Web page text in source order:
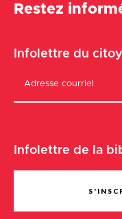
Restez
Infolettre du
Infolettre de la